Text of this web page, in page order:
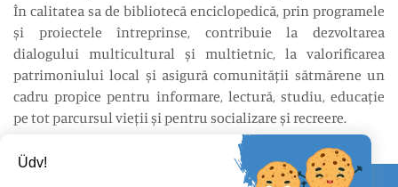
În calitatea sa de bibliotecă enciclopedică, prin programele
și proiectele întreprinse, contribuie la dezvoltarea
dialogului multicultural și multietnic, la valorificarea
patrimoniului local și asigură comunității sătmărene un
cadru propice pentru informare, lectură, studiu, educație
pe tot parcursul vieții și pentru socializare și recreere.
Üdv!